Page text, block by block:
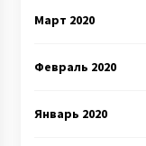
Март 2020
Февраль 2020
Январь 2020